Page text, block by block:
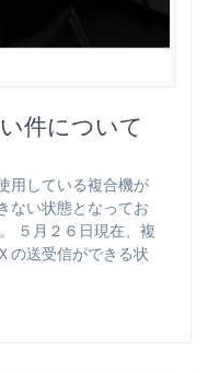
件について
用している複合機が
ない状態となってお
５月２６日現在、複
の送受信ができる状